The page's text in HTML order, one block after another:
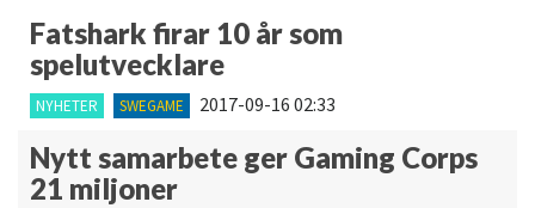
Fatshark firar 10 år som
spelutvecklare
NYHETER SWEGAME 2017-09-16 02:33
Nytt samarbete ger Gaming Corps
21 miljoner